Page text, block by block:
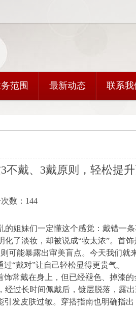
范围 最新动态 联系我
不戴、3戴原则，轻松提
数：144
的姐妹们一定懂这个感觉：戴错一
了淡妆，却被说成“妆太浓”。首饰
可能暴露出审美盲点。今天我们就
“戴对”让自己轻松显得更贵气。
饰常戴在身上，但已经褪色、掉漆
经过长时间佩戴后，镀层脱落，露
引发皮肤过敏。穿搭指南也明确指